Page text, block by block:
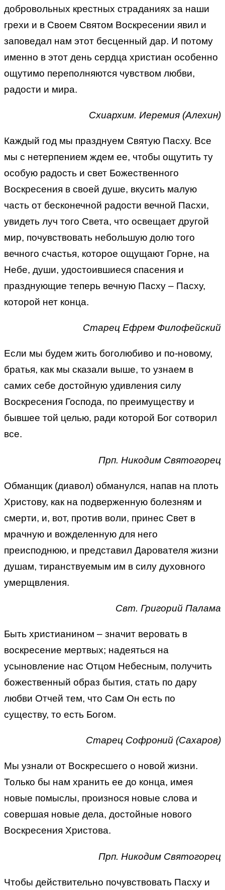
добровольных крестных страданиях за наши
грехи и в Своем Святом Воскресении явил и
заповедал нам этот бесценный дар. И потому
именно в этот день сердца христиан особенно
ощутимо переполняются чувством любви,
радости и мира.
Схиархим. Иеремия (Алехин)
Каждый год мы празднуем Святую Пасху. Все
мы с нетерпением ждем ее, чтобы ощутить ту
особую радость и свет Божественного
Воскресения в своей душе, вкусить малую
часть от бесконечной радости вечной Пасхи,
увидеть луч того Света, что освещает другой
мир, почувствовать небольшую долю того
вечного счастья, которое ощущают Горне, на
Небе, души, удостоившиеся спасения и
празднующие теперь вечную Пасху – Пасху,
которой нет конца.
Старец Ефрем Филофейский
Если мы будем жить боголюбиво и по-новому,
братья, как мы сказали выше, то узнаем в
самих себе достойную удивления силу
Воскресения Господа, по преимуществу и
бывшее той целью, ради которой Бог сотворил
все.
Прп. Никодим Святогорец
Обманщик (диавол) обманулся, напав на плоть
Христову, как на подверженную болезням и
смерти, и, вот, против воли, принес Свет в
мрачную и вожделенную для него
преисподнюю, и представил Дарователя жизни
душам, тиранствуемым им в силу духовного
умерщвления.
Свт. Григорий Палама
Быть христианином – значит веровать в
воскресение мертвых; надеяться на
усыновление нас Отцом Небесным, получить
божественный образ бытия, стать по дару
любви Отчей тем, что Сам Он есть по
существу, то есть Богом.
Старец Софроний (Сахаров)
Мы узнали от Воскресшего о новой жизни.
Только бы нам хранить ее до конца, имея
новые помыслы, произнося новые слова и
совершая новые дела, достойные нового
Воскресения Христова.
Прп. Никодим Святогорец
Чтобы действительно почувствовать Пасху и